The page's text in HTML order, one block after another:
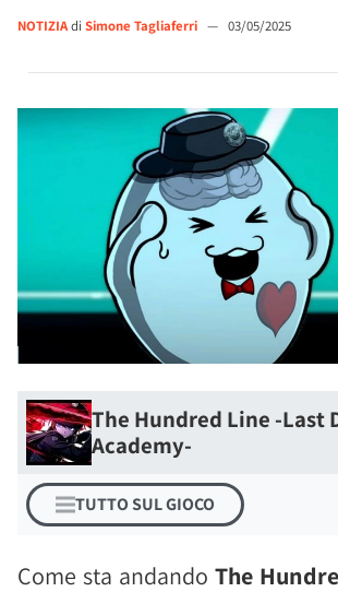
NOTIZIAdi Simone Tagliaferri — 03/05/2025
The Hundred Line -Last
Academy-
TUTTO SUL GIOCO
Come sta andando The